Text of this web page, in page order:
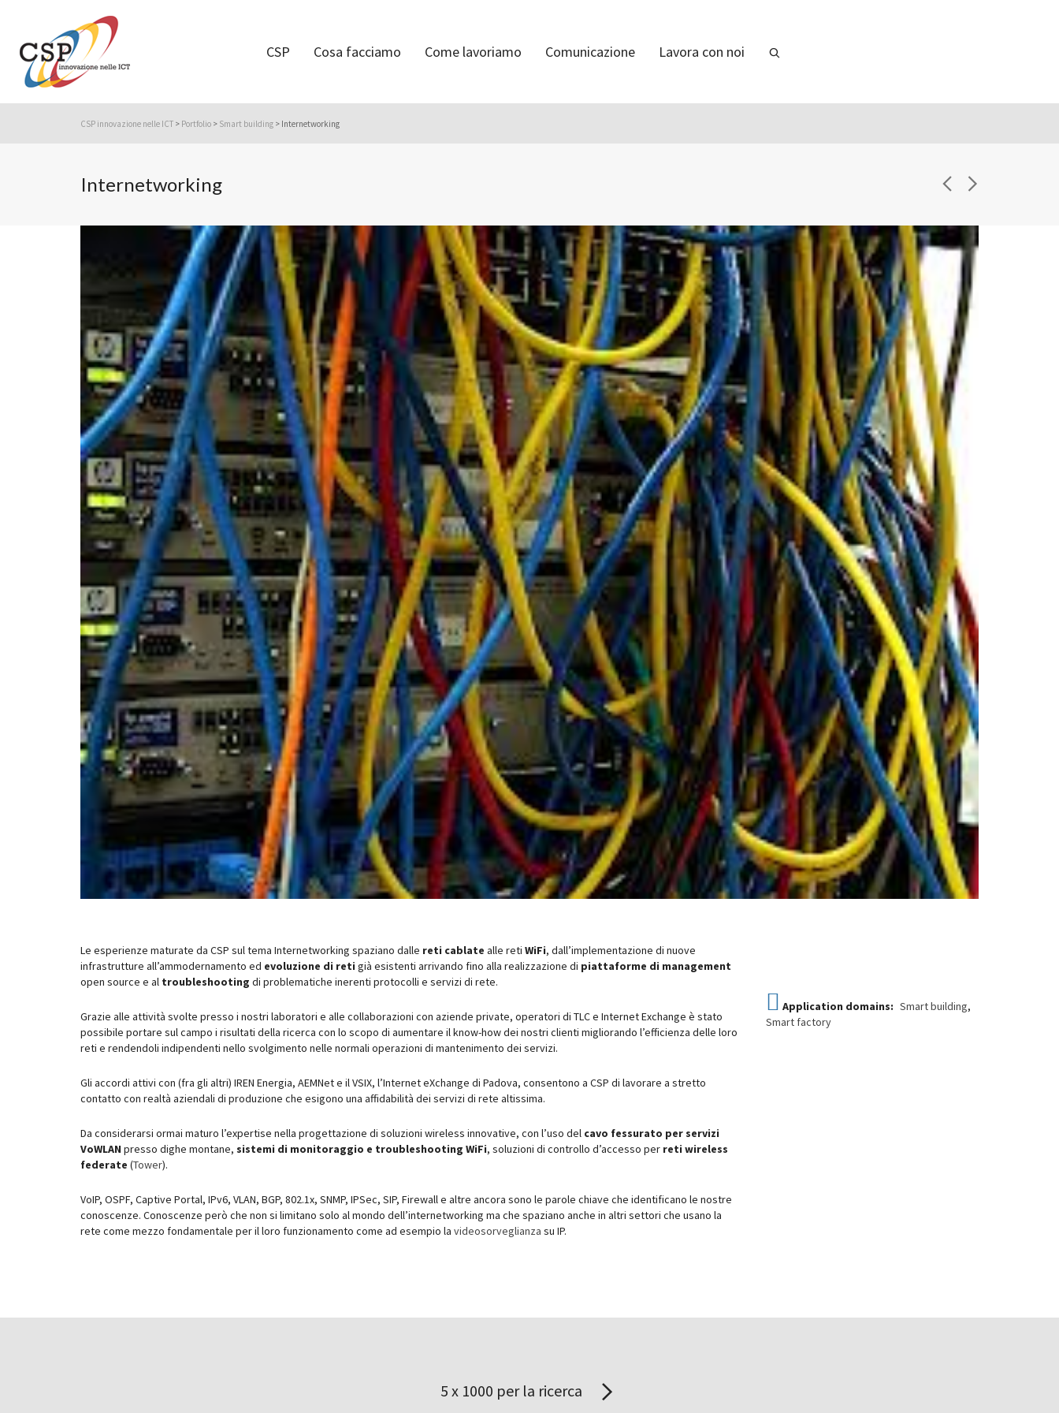
CSP Cosa facciamo Come lavoriamo Comunicazione Lavora con noi
CSP innovazione nelle ICT > Portfolio > Smart building > Internetworking
Internetworking
Le esperienze maturate da CSP sul tema Internetworking spaziano dalle reti cablate alle reti WiFi, dall’implementazione di nuove
infrastrutture all’ammodernamento ed evoluzione di reti già esistenti arrivando fino alla realizzazione di piattaforme di management
open source e al troubleshooting di problematiche inerenti protocolli e servizi di rete.
Grazie alle attività svolte presso i nostri laboratori e alle collaborazioni con aziende private, operatori di TLC e Internet Exchange è stato
possibile portare sul campo i risultati della ricerca con lo scopo di aumentare il know-how dei nostri clienti migliorando l’efficienza delle loro
reti e rendendoli indipendenti nello svolgimento nelle normali operazioni di mantenimento dei servizi.
Gli accordi attivi con (fra gli altri) IREN Energia, AEMNet e il VSIX, l’Internet eXchange di Padova, consentono a CSP di lavorare a stretto
contatto con realtà aziendali di produzione che esigono una affidabilità dei servizi di rete altissima.
Da considerarsi ormai maturo l’expertise nella progettazione di soluzioni wireless innovative, con l’uso del cavo fessurato per servizi
VoWLAN presso dighe montane, sistemi di monitoraggio e troubleshooting WiFi, soluzioni di controllo d’accesso per reti wireless
federate (Tower).
VoIP, OSPF, Captive Portal, IPv6, VLAN, BGP, 802.1x, SNMP, IPSec, SIP, Firewall e altre ancora sono le parole chiave che identificano le nostre
conoscenze. Conoscenze però che non si limitano solo al mondo dell’internetworking ma che spaziano anche in altri settori che usano la
rete come mezzo fondamentale per il loro funzionamento come ad esempio la videosorveglianza su IP.
Application domains: Smart building,
Smart factory
5 x 1000 per la ricerca